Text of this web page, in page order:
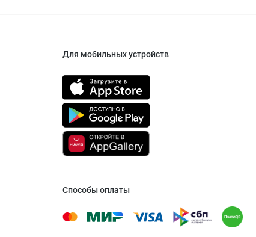
Для мобильных устройств
Способы оплаты